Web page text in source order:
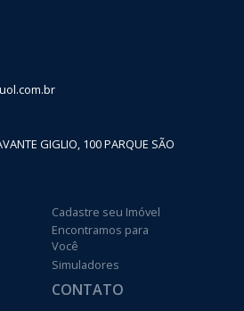
GIGLIO, 100 PARQUE SÃO
Cadastre seu Imóvel
Encontramos para
Você
Simuladores
CONTATO